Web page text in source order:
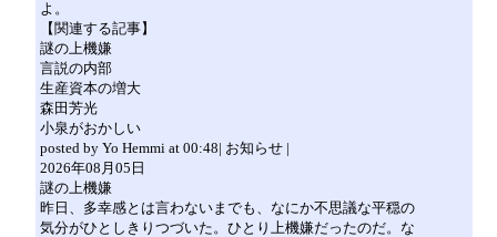
よ。
【関連する記事】
謎の上機嫌
言説の内部
生産資本の増大
森田芳光
小泉がおかしい
posted by Yo Hemmi at 00:48| お知らせ |
2026年08月05日
謎の上機嫌
昨日、多幸感とは言わないまでも、なにか不思議な平穏の
気分がひとしきりつづいた。ひとり上機嫌だったのだ。な